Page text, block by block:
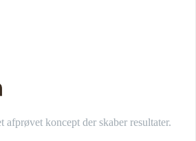
afprøvet koncept der skaber resultater.